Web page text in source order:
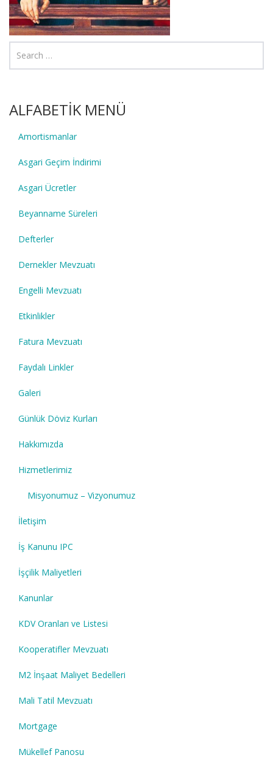
ALFABETİK MENÜ
Amortismanlar
Asgari Geçim İndirimi
Asgari Ücretler
Beyanname Süreleri
Defterler
Dernekler Mevzuatı
Engelli Mevzuatı
Etkinlikler
Fatura Mevzuatı
Faydalı Linkler
Galeri
Günlük Döviz Kurları
Hakkımızda
Hizmetlerimiz
Misyonumuz – Vizyonumuz
İletişim
İş Kanunu IPC
İşçilik Maliyetleri
Kanunlar
KDV Oranları ve Listesi
Kooperatifler Mevzuatı
M2 İnşaat Maliyet Bedelleri
Mali Tatil Mevzuatı
Mortgage
Mükellef Panosu